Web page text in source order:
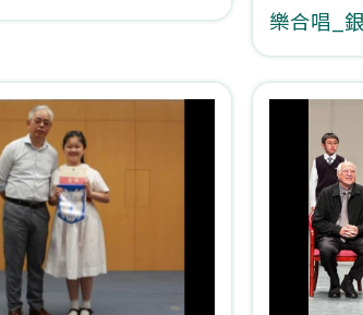
樂合唱_